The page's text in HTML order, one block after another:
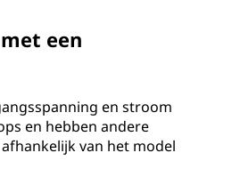
een
en stroom
en hebben andere
van het model